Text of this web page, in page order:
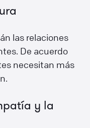
las relaciones
De acuerdo
necesitan más
y la